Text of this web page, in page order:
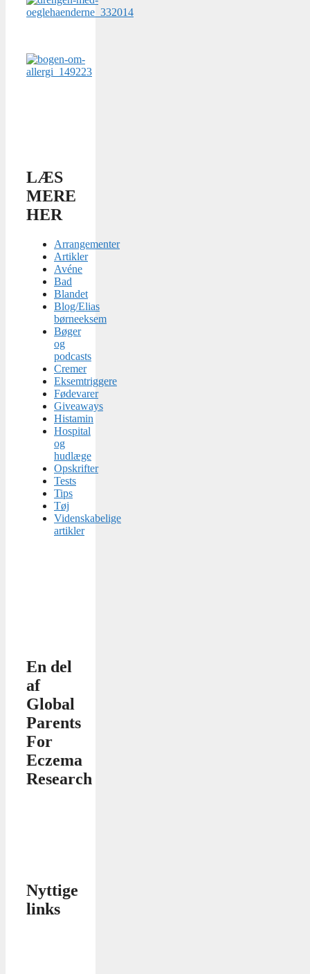
LÆS
MERE
HER
Arrangementer
Artikler
Avéne
Bad
Blandet
Blog/Elias
børneeksem
Bøger
og
podcasts
Cremer
Eksemtriggere
Fødevarer
Giveaways
Histamin
Hospital
og
hudlæge
Opskrifter
Tests
Tips
Tøj
Videnskabelige
artikler
En del
af
Global
Parents
For
Eczema
Research
Nyttige
links